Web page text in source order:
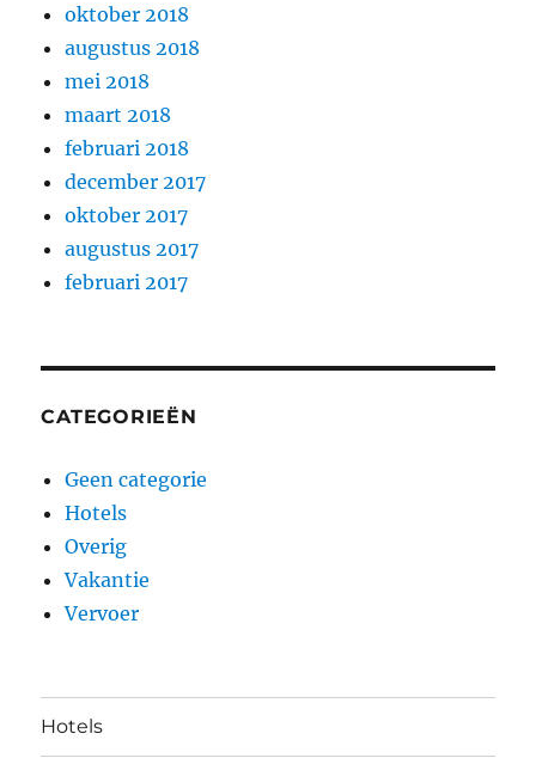
oktober 2018
augustus 2018
mei 2018
maart 2018
februari 2018
december 2017
oktober 2017
augustus 2017
februari 2017
CATEGORIEËN
Geen categorie
Hotels
Overig
Vakantie
Vervoer
Hotels